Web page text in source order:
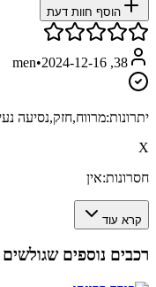
הוסף חוות דעת
38, men
•2024-12-16
יתרונות:מרווח,חזק,נסיעה
X
חסרונות:אין
קרא עוד
רכבים נוספים